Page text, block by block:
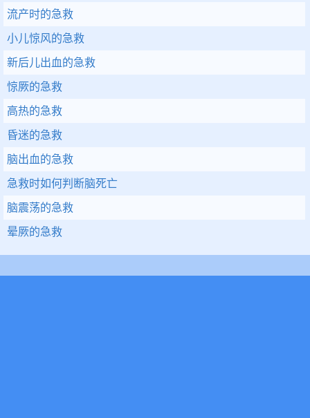
流产时的急救
小儿惊风的急救
新后儿出血的急救
惊厥的急救
高热的急救
昏迷的急救
脑出血的急救
急救时如何判断脑死亡
脑震荡的急救
晕厥的急救